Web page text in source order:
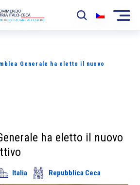
Generale ha eletto il nuovo
ha eletto il nuovo
Italia Repubblica Ceca